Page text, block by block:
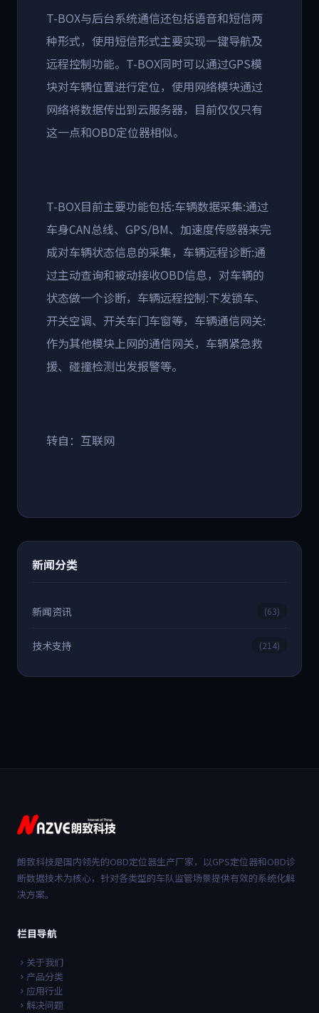
T-BOX与后台系统通信还包括语音和短信两
种形式，使用短信形式主要实现一键导航及
远程控制功能。T-BOX同时可以通过GPS模
块对车辆位置进行定位，使用网络模块通过
网络将数据传出到云服务器，目前仅仅只有
这一点和OBD定位器相似。
T-BOX目前主要功能包括:车辆数据采集:通过
车身CAN总线、GPS/BM、加速度传感器来完
成对车辆状态信息的采集，车辆远程诊断:通
过主动查询和被动接收OBD信息，对车辆的
状态做一个诊断，车辆远程控制:下发锁车、
开关空调、开关车门车窗等，车辆通信网关:
作为其他模块上网的通信网关，车辆紧急救
援、碰撞检测出发报警等。
转自：互联网
新闻分类
新闻资讯 (63)
技术支持 (214)
朗致科技是国内领先的OBD定位器生产厂家，以GPS定位器和OBD诊
断数据技术为核心，针对各类型的车队监管场景提供有效的系统化解
决方案。
栏目导航
关于我们
产品分类
应用行业
解决问题